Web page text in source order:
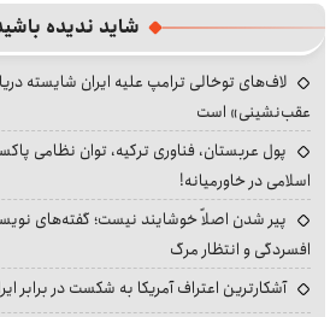
شاید ندیده
لاف‌های توخالی ترامپ علیه ایران شایسته
عقب‌نشینی» است
پول عربستان، فناوری ترکیه، توان نظامی
اسلامی در خاورمیانه!
پیر شدن اصلاً خوشایند نیست؛ گفته‌های
افسردگی و انتظار مرگ
آشکارترین اعتراف آمریکا به شکست در برابر